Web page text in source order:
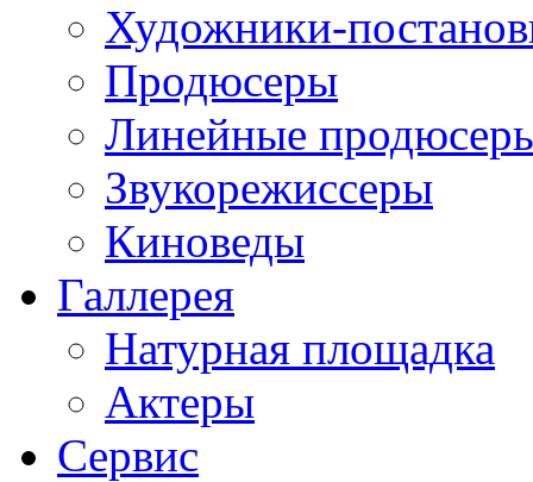
Художники-
Продюсеры
Линейные
Звукорежиссеры
Киноведы
Галлерея
Натурная площадка
Актеры
Сервис